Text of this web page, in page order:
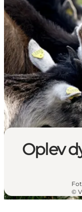
Oplev
Det Sker
Byer
Planlæg
Oplev
©